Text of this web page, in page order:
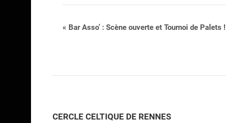
Navigation
« Bar Asso’ : Scène ouverte et Tournoi de Palets !
CERCLE CELTIQUE DE RENNES